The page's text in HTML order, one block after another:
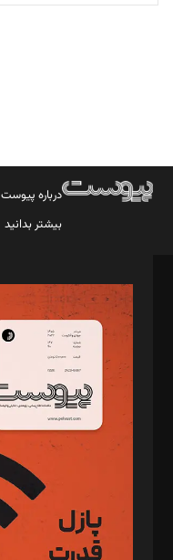
تحریریه
درباره پیوست
بیشتر بدانید
مدیر مسئول: محمدباقر
سردبیر: مهرک محمودی
دبیر تحریریه: میثم قاسمی
د‌بیر ناداستان: سمانه سمیع
د‌بیر خدمت و تجارت:
د‌بیر حقوق فناوری:
د‌بیر پیوست جهان: مینا پاکدل
د‌بیر تحریریه آنلاین: بابک
تحریریه‌: مجتبی محمود‌ی،
مصطفی مسجدی آرانی،
رستمی،مصطفی باستان